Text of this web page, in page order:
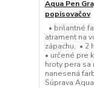
Aqua Pen
popisovačov
• brilantné
atrament na
zápachu, • 2
• určené pre
hroty pera sa
nanesená
Súprava